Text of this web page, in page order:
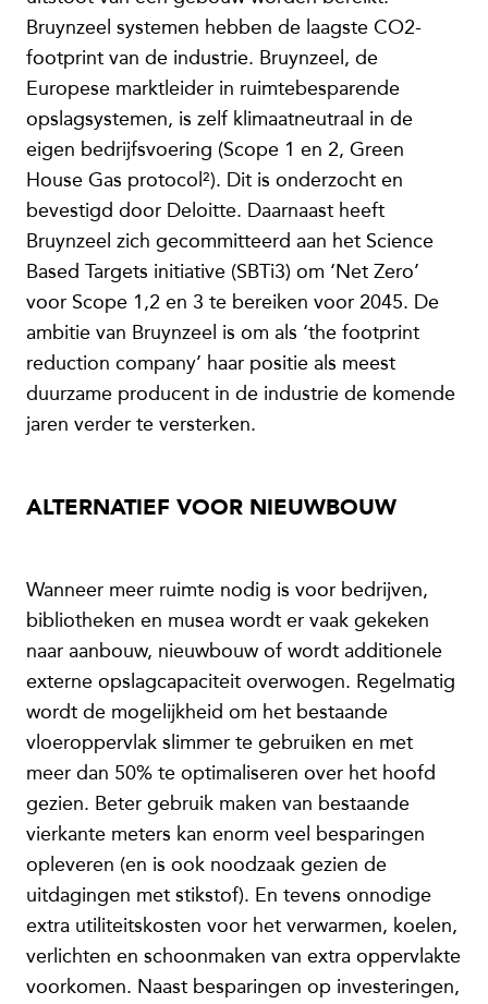
Bruynzeel systemen hebben de laagste CO2-
footprint van de industrie. Bruynzeel, de
Europese marktleider in ruimtebesparende
opslagsystemen, is zelf klimaatneutraal in de
eigen bedrijfsvoering (Scope 1 en 2, Green
House Gas protocol²). Dit is onderzocht en
bevestigd door Deloitte. Daarnaast heeft
Bruynzeel zich gecommitteerd aan het Science
Based Targets initiative (SBTi3) om ‘Net Zero’
voor Scope 1,2 en 3 te bereiken voor 2045. De
ambitie van Bruynzeel is om als ‘the footprint
reduction company’ haar positie als meest
duurzame producent in de industrie de komende
jaren verder te versterken.
ALTERNATIEF VOOR NIEUWBOUW
Wanneer meer ruimte nodig is voor bedrijven,
bibliotheken en musea wordt er vaak gekeken
naar aanbouw, nieuwbouw of wordt additionele
externe opslagcapaciteit overwogen. Regelmatig
wordt de mogelijkheid om het bestaande
vloeroppervlak slimmer te gebruiken en met
meer dan 50% te optimaliseren over het hoofd
gezien. Beter gebruik maken van bestaande
vierkante meters kan enorm veel besparingen
opleveren (en is ook noodzaak gezien de
uitdagingen met stikstof). En tevens onnodige
extra utiliteitskosten voor het verwarmen, koelen,
verlichten en schoonmaken van extra oppervlakte
voorkomen. Naast besparingen op investeringen,